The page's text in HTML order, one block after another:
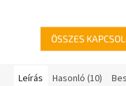
ÖSSZES
Leírás Hasonló (10)